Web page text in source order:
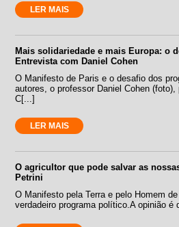
LER MAIS
Mais solidariedade e mais Europa: o
Entrevista com Daniel Cohen
O Manifesto de Paris e o desafio dos
autores, o professor Daniel Cohen
C[...]
LER MAIS
O agricultor que pode salvar as
Petrini
O Manifesto pela Terra e pelo Homem
verdadeiro programa político.A opinião é